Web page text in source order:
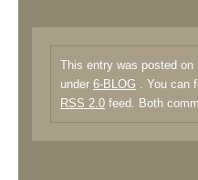
This entry was posted
under 6-BLOG . You can
RSS 2.0 feed. Both